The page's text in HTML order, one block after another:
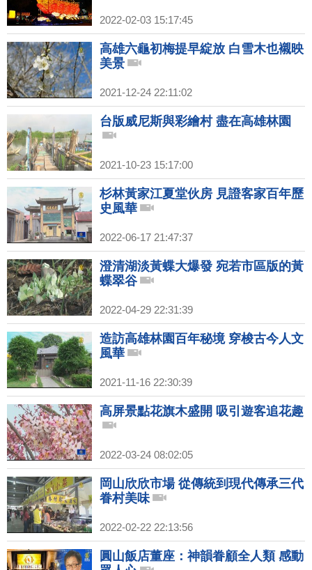
2022-02-03 15:17:45
高雄六龜初梅提早綻放 白雪木也襯映
美景
2021-12-24 22:11:02
台版威尼斯與彩繪村 盡在高雄林園
2021-10-23 15:17:00
杉林黃家江夏堂伙房 見證客家百年歷
史風華
2022-06-17 21:47:37
澄清湖淡黃蝶大爆發 宛若市區版的黃
蝶翠谷
2022-04-29 22:31:39
造訪高雄林園百年秘境 穿梭古今人文
風華
2021-11-16 22:30:39
高屏景點花旗木盛開 吸引遊客追花趣
2022-03-24 08:02:05
岡山欣欣市場 從傳統到現代傳承三代
眷村美味
2022-02-22 22:13:56
圓山飯店董座：神韻眷顧全人類 感動